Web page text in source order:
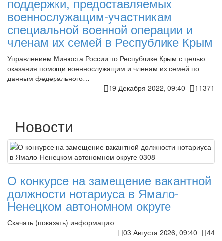
военнослужащим-участникам
специальной военной операции и
членам их семей в Республике Крым
Управлением Минюста России по Республике Крым с целью
оказания помощи военнослужащим и членам их семей по
данным федерального…
19 Декабря 2022, 09:40
11371
Новости
О конкурсе на замещение вакантной
должности нотариуса в Ямало-
Ненецком автономном округе
Скачать (показать) информацию
03 Августа 2026, 09:40
44